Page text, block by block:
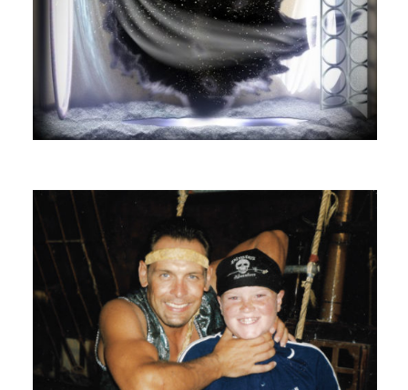
AGAR AGAR
REHAB ROADTRIP